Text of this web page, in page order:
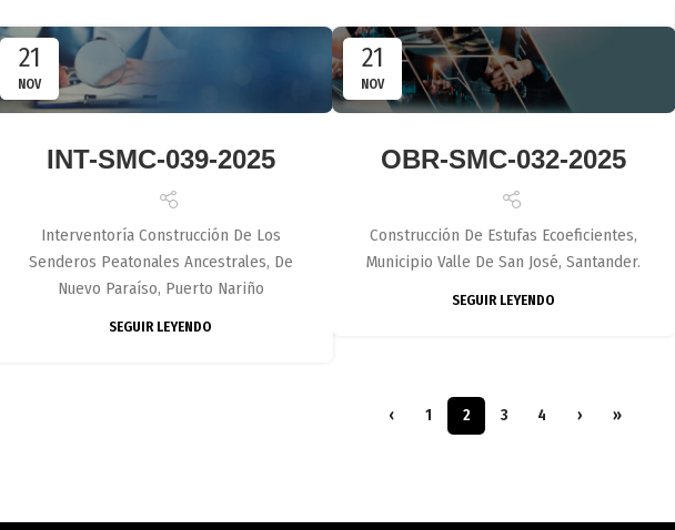
21
NOV
INT-SMC-039-2025
Interventoría Construcción De Los
Senderos Peatonales Ancestrales, De
Nuevo Paraíso, Puerto Nariño
SEGUIR LEYENDO
21
NOV
OBR-SMC-032-2025
Construcción De Estufas Ecoeficientes,
Municipio Valle De San José, Santander.
SEGUIR LEYENDO
‹ 1 2 3 4 › »